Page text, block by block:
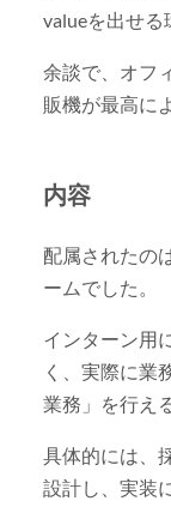
valueを出せる
余談で、オフ
販機が最高に
内容
配属されたの
ームでした。
インターン用
く、実際に業
業務」を行え
具体的には、
設計し、実装